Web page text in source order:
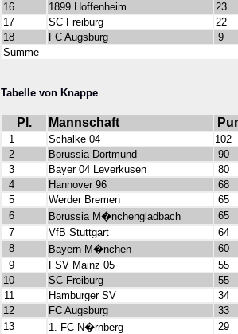
16
1899 Hoffenheim
23
17
SC Freiburg
22
18
FC Augsburg
9
Summe
Tabelle von Knappe
Pl. Mannschaft
1 Schalke 04
102
2
Borussia Dortmund
90
3
Bayer 04 Leverkusen
80
4
Hannover 96
68
5
Werder Bremen
65
6
Borussia M�nchengladbach
65
7
VfB Stuttgart
64
8
Bayern M�nchen
60
9
FSV Mainz 05
55
10
SC Freiburg
55
11
Hamburger SV
34
12
FC Augsburg
33
13
1. FC N�rnberg
29